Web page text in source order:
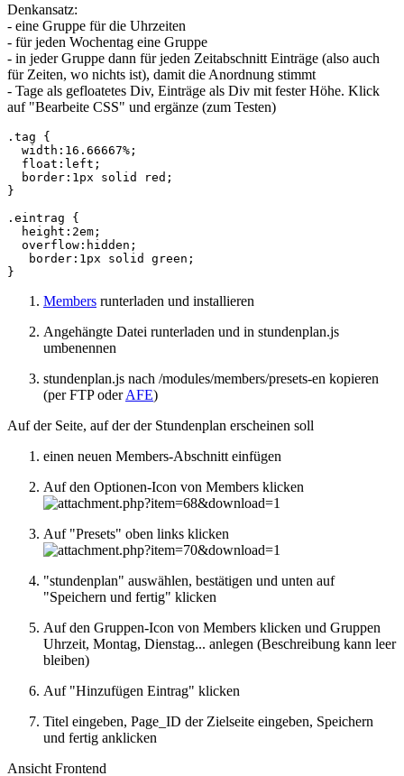
Denkansatz:
- eine Gruppe für die Uhrzeiten
- für jeden Wochentag eine Gruppe
- in jeder Gruppe dann für jeden Zeitabschnitt Einträge (also auch
für Zeiten, wo nichts ist), damit die Anordnung stimmt
- Tage als gefloatetes Div, Einträge als Div mit fester Höhe. Klick
auf "Bearbeite CSS" und ergänze (zum Testen)
.tag {
  width:16.66667%;
  float:left;
  border:1px solid red;
}
.eintrag {
  height:2em;
  overflow:hidden;
   border:1px solid green;
}
Members runterladen und installieren
Angehängte Datei runterladen und in stundenplan.js
umbenennen
stundenplan.js nach /modules/members/presets-en kopieren
(per FTP oderAFE)
Auf der Seite, auf der der Stundenplan erscheinen soll
einen neuen Members-Abschnitt einfügen
Auf den Optionen-Icon von Members klicken
Auf "Presets" oben links klicken
"stundenplan" auswählen, bestätigen und unten auf
"Speichern und fertig" klicken
Auf den Gruppen-Icon von Members klicken und Gruppen
Uhrzeit, Montag, Dienstag... anlegen (Beschreibung kann leer
bleiben)
Auf "Hinzufügen Eintrag" klicken
Titel eingeben, Page_ID der Zielseite eingeben, Speichern
und fertig anklicken
Ansicht Frontend